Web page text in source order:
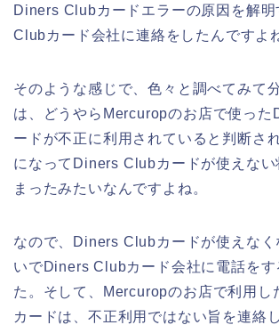
Diners Clubカードエラーの原因を解
Clubカード会社に連絡をしたんですよ
そのような感じで、色々と調べてみて
は、どうやらMercuropのお店で使っ
ードが不正に利用されていると判断さ
になってDiners Clubカードが使えない
まったみたいなんですよね。
なので、Diners Clubカードが使えなく
いでDiners Clubカード会社に電話をす
た。そして、Mercuropのお店で利用
カードは、不正利用ではない旨を連絡